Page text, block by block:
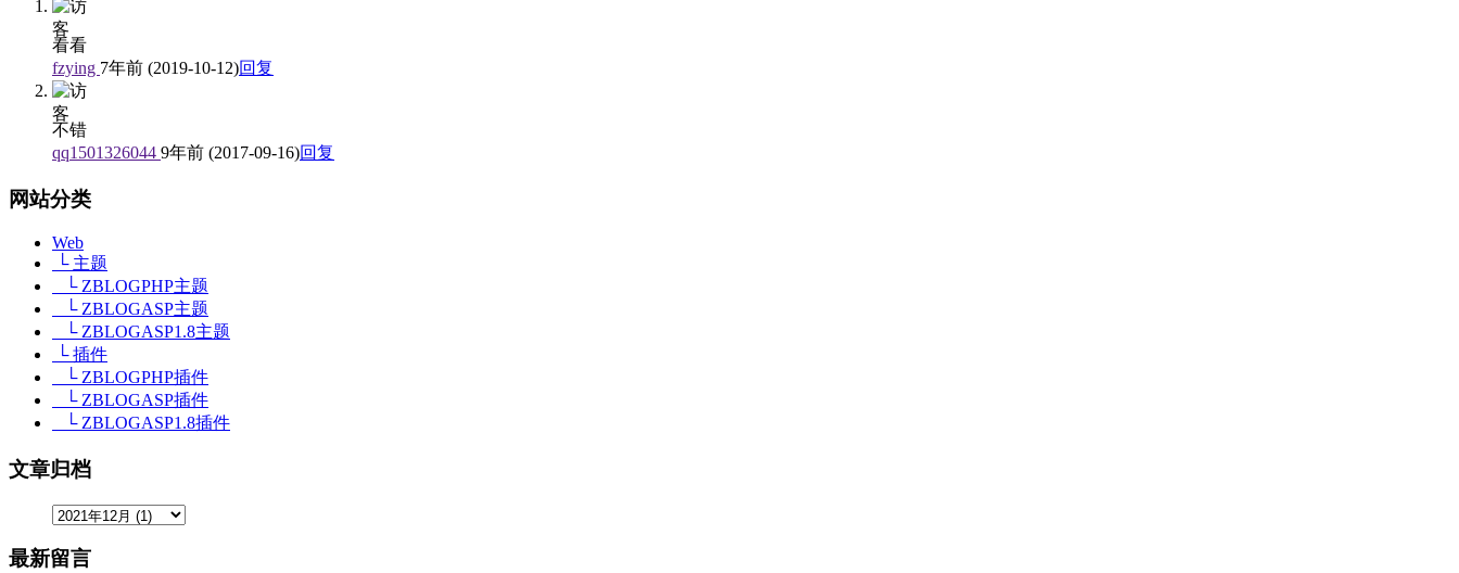
看看
fzying 7年前 (2019-10-12)回复
不错
qq1501326044 9年前 (2017-09-16)回复
网站分类
Web
└ 主题
└ ZBLOGPHP主题
└ ZBLOGASP主题
└ ZBLOGASP1.8主题
└ 插件
└ ZBLOGPHP插件
└ ZBLOGASP插件
└ ZBLOGASP1.8插件
文章归档
最新留言